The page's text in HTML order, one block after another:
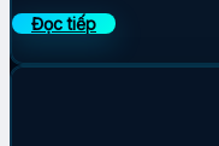
Đọc tiếp